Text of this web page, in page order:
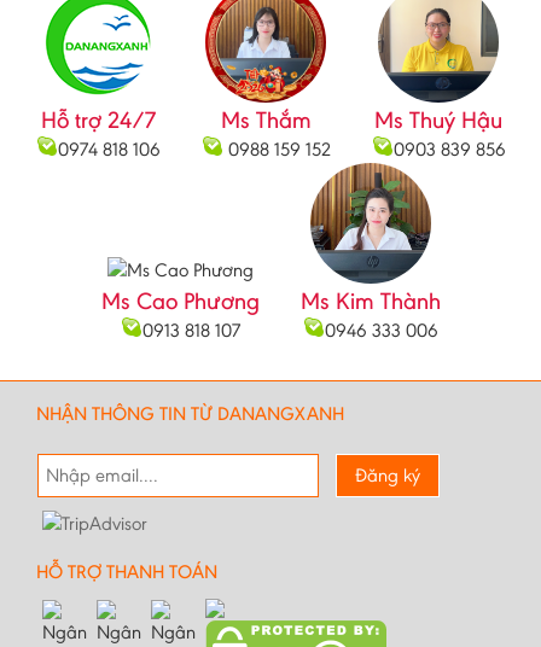
Hỗ trợ 24/7
0974 818 106
Ms Thắm
0988 159 152
Ms Thuý Hậu
0903 839 856
Ms Cao Phương
0913 818 107
Ms Kim Thành
0946 333 006
NHẬN THÔNG TIN TỪ DANANGXANH
Đăng ký
HỖ TRỢ THANH TOÁN